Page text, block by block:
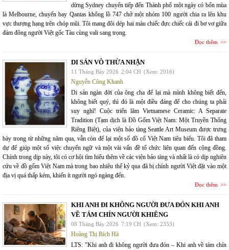
dừng Sydney chuyển tiếp đến Thành phố một ngày có bốn mùa
là Melbourne, chuyến bay Qantas khổng lồ 747 chở một nhóm 100 người chia ra lên khu
vực thượng hạng trên chóp mũi. Tôi mang đôi dép hai màu chiếc đực chiếc cái đi bơ vơ giữa
đám đông người Việt gốc Tàu cùng vali sang trọng.
Đọc thêm
DI SẢN VÔ THỪA NHẬN
11 Tháng Bảy 2026 2:04 CH (Xem: 2016)
Nguyễn Công Khanh
Di sản ngàn đời của ông cha để lại mà mình không biết đến,
không biết quý, thì đó là một điều đáng để cho chúng ta phải
suy nghĩ! Cuộc triển lãm Vietnamese Ceramic: A Separate
Tradition (Tạm dịch là Đồ Gốm Việt Nam: Một Truyền Thống
Riêng Biệt), của viện bảo tàng Seattle Art Museum được trưng
bày trong từ những năm qua, vẫn còn để lại một số đồ cổ Việt Nam tiêu biểu. Tôi đã tham
dự để giúp một số việc chuyển ngữ và một vài vấn đề tổ chức liên quan đến cộng đồng.
Chính trong dịp này, tôi có cơ hội tìm hiểu thêm về các viện bảo tàng và nhất là có dịp nghiên
cứu về đồ gốm Việt Nam mà trong bao nhiêu thế kỷ qua đã bị chính người Việt đặt vào một
địa vị quá thấp kém, khiến ít người ngó ngàng đến.
Đọc thêm
KHI ANH ĐI KHÔNG NGƯỜI ĐƯA ĐÓN KHI ANH
VỀ TÁM CHÍN NGƯỜI KHIÊNG
08 Tháng Bảy 2026 7:19 CH (Xem: 2353)
Hoàng Thị Bích Hà
LTS: "Khi anh đi không người đưa đón – Khi anh về tám chín